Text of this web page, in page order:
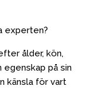
experten?
ålder, kön,
på sin
känsla för vart